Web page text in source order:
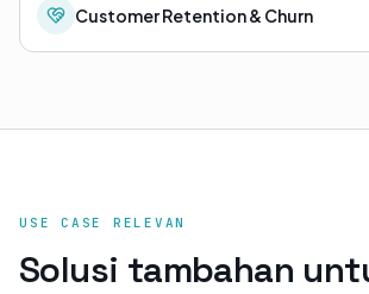
Customer Retention & Churn
USE CASE RELEVAN
Solusi tambahan